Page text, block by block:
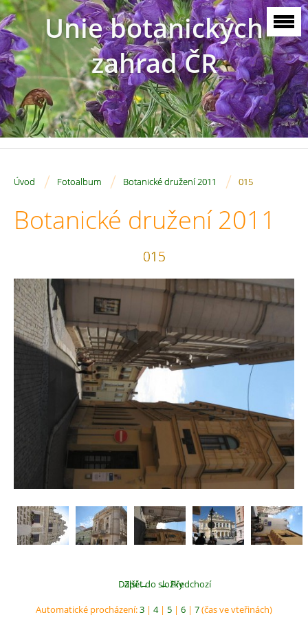
Unie botanických
zahrad ČR
Úvod / Fotoalbum / Botanické družení 2011 / 015
Botanické družení 2011
015
← Předchozí
Další →
Zpět do složky
Automatické procházení:3 | 4| 5 | 6 | 7(čas ve vteřinách)